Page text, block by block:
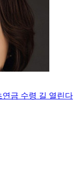
금 수령 길 열린다